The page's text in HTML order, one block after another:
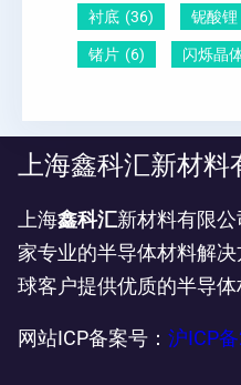
衬底 (36) 铌酸锂
锗片 (6) 闪烁晶
上海鑫科汇新材料
上海鑫科汇新材料有限
家专业的半导体材料解
球客户提供优质的半导体
网站ICP备案号： 沪ICP